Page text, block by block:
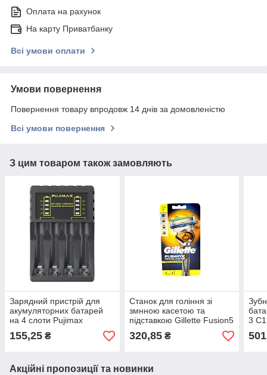
Оплата на рахунок
На карту Приватбанку
Всі умови оплати
Умови повернення
Повернення товару впродовж 14 днів за домовленістю
Всі умови повернення
З цим товаром також замовляють
Зарядний пристрій для
акумуляторних батарей
на 4 слоти Pujimax
155,25 ₴
Станок для гоління зі
змнною касетою та
підставкою Gillette Fusion5
320,85₴
3
Акційні пропозиції та новинки